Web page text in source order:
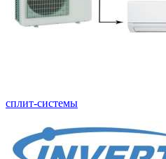
сплит-системы